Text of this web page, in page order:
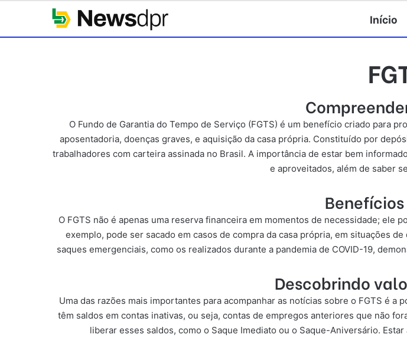
Início
O Fundo de Garantia do Tempo de Serviço (FGTS) é um benefício criado para
aposentadoria, doenças graves, e aquisição da casa própria. Constituído por
trabalhadores com carteira assinada no Brasil. A importância de estar bem
e aproveitados, além de saber
Benefícios
O FGTS não é apenas uma reserva financeira em momentos de necessidade;
exemplo, pode ser sacado em casos de compra da casa própria, em situações
saques emergenciais, como os realizados durante a pandemia de COVID-19,
Descobrindo
Uma das razões mais importantes para acompanhar as notícias sobre o FGTS é
têm saldos em contas inativas, ou seja, contas de empregos anteriores que não
liberar esses saldos, como o Saque Imediato ou o Saque-Aniversário.